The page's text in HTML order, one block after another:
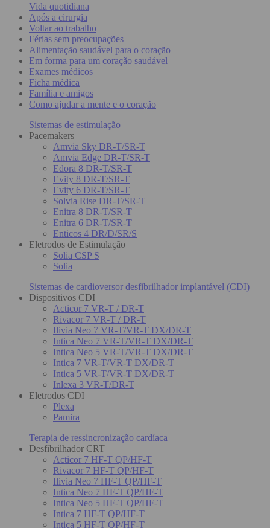
Vida quotidiana
Após a cirurgia
Voltar ao trabalho
Férias sem preocupações
Alimentação saudável para o coração
Em forma para um coração saudável
Exames médicos
Ficha médica
Família e amigos
Como ajudar a mente e o coração
Sistemas de estimulação
Pacemakers
Amvia Sky DR-T/SR-T
Amvia Edge DR-T/SR-T
Edora 8 DR-T/SR-T
Evity 8 DR-T/SR-T
Evity 6 DR-T/SR-T
Solvia Rise DR-T/SR-T
Enitra 8 DR-T/SR-T
Enitra 6 DR-T/SR-T
Enticos 4 DR/D/SR/S
Eletrodos de Estimulação
Solia CSP S
Solia
Sistemas de cardioversor desfibrilhador implantável (CDI)
Dispositivos CDI
Acticor 7 VR-T / DR-T
Rivacor 7 VR-T / DR-T
Ilivia Neo 7 VR-T/VR-T DX/DR-T
Intica Neo 7 VR-T/VR-T DX/DR-T
Intica Neo 5 VR-T/VR-T DX/DR-T
Intica 7 VR-T/VR-T DX/DR-T
Intica 5 VR-T/VR-T DX/DR-T
Inlexa 3 VR-T/DR-T
Eletrodos CDI
Plexa
Pamira
Terapia de ressincronização cardíaca
Desfibrilhador CRT
Acticor 7 HF-T QP/HF-T
Rivacor 7 HF-T QP/HF-T
Ilivia Neo 7 HF-T QP/HF-T
Intica Neo 7 HF-T QP/HF-T
Intica Neo 5 HF-T QP/HF-T
Intica 7 HF-T QP/HF-T
Intica 5 HF-T QP/HF-T